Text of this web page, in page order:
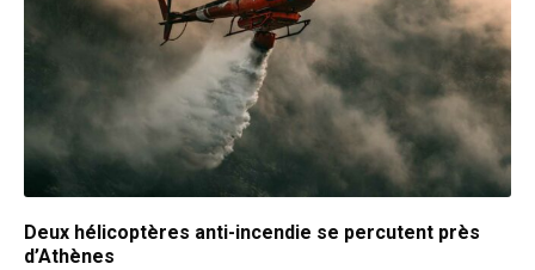
Deux hélicoptères anti-incendie se percutent près
d’Athènes